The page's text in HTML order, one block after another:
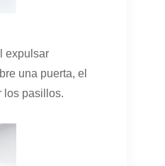
expulsar
una puerta, el
los pasillos.